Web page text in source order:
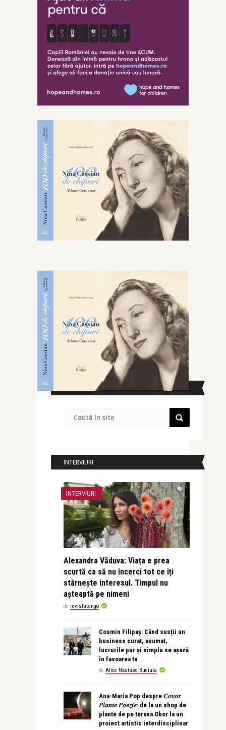
CAUTĂ ÎN SITE
INTERVIURI
INTERVIURI
Alexandra Văduva: Viața e prea
scurtă ca să nu încerci tot ce îți
stârnește interesul. Timpul nu
așteaptă pe nimeni
de revistatango
Cosmin Filipaș: Când susții un
business curat, asumat,
lucrurile pur și simplu se așază
în favoarea ta
de Alice Năstase Buciuta
Ana-Maria Pop despre 𝐶𝑜𝑣𝑜𝑟
𝑃𝑙𝑎𝑛𝑡𝑒 𝑃𝑜𝑒𝑧𝑖𝑒: de la un shop de
plante de pe terasa Obor la un
proiect artistic interdisciplinar